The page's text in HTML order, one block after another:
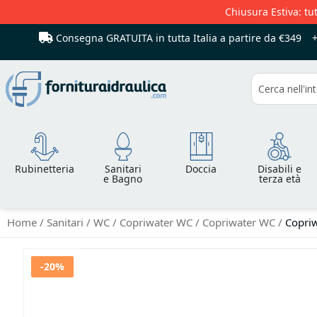
Chiusura Estiva:
Consegna GRATUITA in tutta Italia a partire da €349
Cerca
Rubinetteria Sanitari
e Bagno
Doccia Disabili e
terza età
Home Sanitari WC Copriwater WC Copriwater WC
Vai
-20%